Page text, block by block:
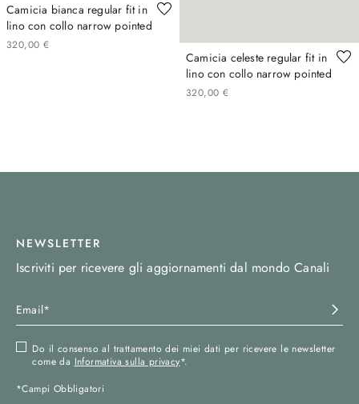
Camicia bianca regular fit in
lino con collo narrow pointed
320,00 €
Camicia celeste regular fit in
lino con collo narrow pointed
320,00 €
NEWSLETTER
Iscriviti per ricevere gli aggiornamenti dal mondo Canali
Do il consenso al trattamento dei miei dati per ricevere le newsletter
come da Informativa sulla privacy*.
*Campi Obbligatori